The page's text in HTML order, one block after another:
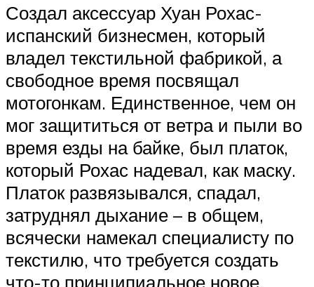
Создал аксессуар Хуан Рохас-
испанский бизнесмен, который
владел текстильной фабрикой, а
свободное время посвящал
мотогонкам. Единственное, чем он
мог защититься от ветра и пыли во
время езды на байке, был платок,
который Рохас надевал, как маску.
Платок развязывался, спадал,
затруднял дыхание – в общем,
всячески намекал специалисту по
текстилю, что требуется создать
что-то принципиальное новое.